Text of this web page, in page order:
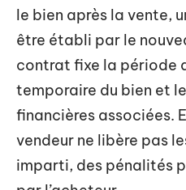
le bien après la vente,
être établi par le
contrat fixe la période
temporaire du bien et
financières associées.
vendeur ne libère pas
imparti, des pénalités